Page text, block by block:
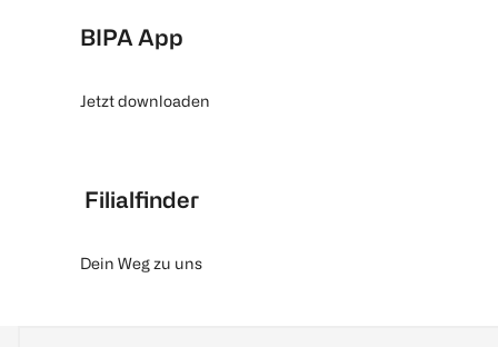
BIPA App
Jetzt downloaden
Filialfinder
Dein Weg zu uns